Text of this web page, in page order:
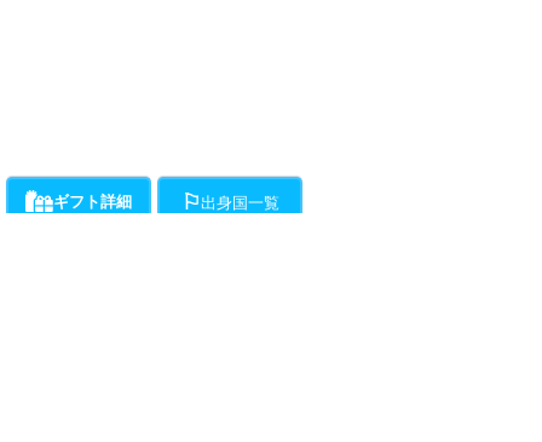
ギフト詳細 出身国一覧